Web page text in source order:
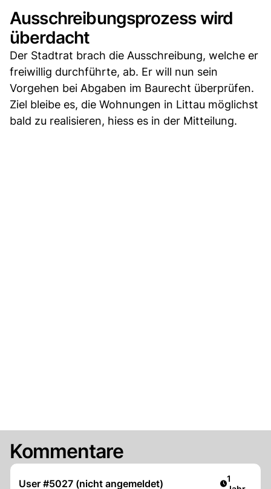
Ausschreibungsprozess wird
überdacht
Der Stadtrat brach die Ausschreibung, welche er
freiwillig durchführte, ab. Er will nun sein
Vorgehen bei Abgaben im Baurecht überprüfen.
Ziel bleibe es, die Wohnungen in Littau möglichst
bald zu realisieren, hiess es in der Mitteilung.
Kommentare
User #5027 (nicht angemeldet) Artikel
1